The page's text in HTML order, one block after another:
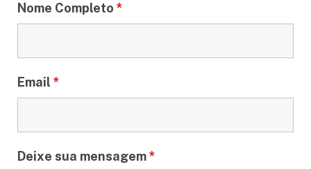
Nome Completo *
Email *
Deixe sua mensagem*